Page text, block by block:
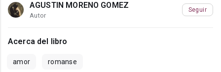
AGUSTIN MORENO GOMEZ
Autor
Seguir
Acerca del libro
amor romanse